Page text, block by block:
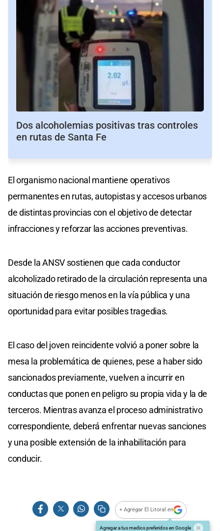
Dos alcoholemias positivas tras controles
en rutas de Santa Fe
El organismo nacional mantiene operativos
permanentes en rutas, autopistas y accesos urbanos
de distintas provincias con el objetivo de detectar
infracciones y reforzar las acciones preventivas.
Desde la ANSV sostienen que cada conductor
alcoholizado retirado de la circulación representa una
situación de riesgo menos en la vía pública y una
oportunidad para evitar posibles tragedias.
El caso del joven reincidente volvió a poner sobre la
mesa la problemática de quienes, pese a haber sido
sancionados previamente, vuelven a incurrir en
conductas que ponen en peligro su propia vida y la de
terceros. Mientras avanza el proceso administrativo
correspondiente, deberá enfrentar nuevas sanciones
y una posible extensión de la inhabilitación para
conducir.
+ Agregar El Litoral en
Agregar a tus medios preferidos en Google